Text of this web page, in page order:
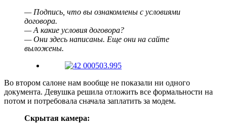
— Подпись, что вы ознакомлены с условиями
договора.
— А какие условия договора?
— Они здесь написаны. Еще они на сайте
выложены.
Во втором салоне нам вообще не показали ни одного
документа. Девушка решила отложить все формальности на
потом и потребовала сначала заплатить за модем.
Скрытая камера: